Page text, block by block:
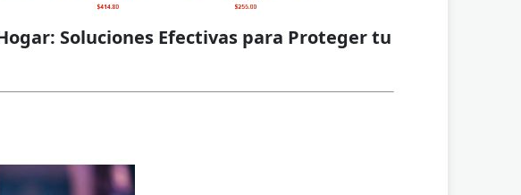
Soluciones Efectivas para Proteger tu